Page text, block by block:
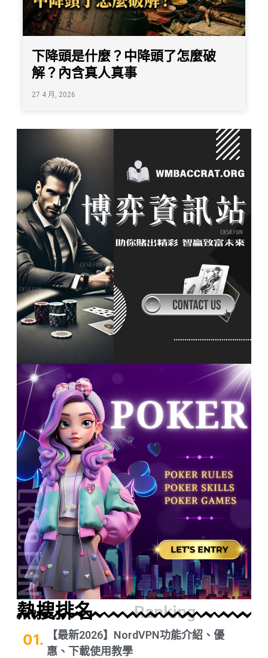
下降頭是什麼？中降頭了怎麼破
解？內含真人真事
27 4 月, 2026
熱搜排名 Ranking
【最新2026】NordVPN功能介紹、優
惠、下載使用教學